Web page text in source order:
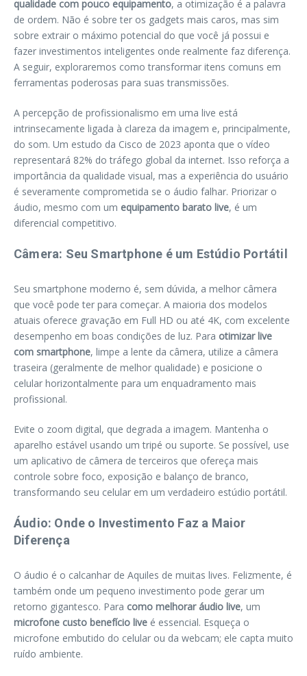
qualidade com pouco equipamento, a otimização é a palavra
de ordem. Não é sobre ter os gadgets mais caros, mas sim
sobre extrair o máximo potencial do que você já possui e
fazer investimentos inteligentes onde realmente faz diferença.
A seguir, exploraremos como transformar itens comuns em
ferramentas poderosas para suas transmissões.
A percepção de profissionalismo em uma live está
intrinsecamente ligada à clareza da imagem e, principalmente,
do som. Um estudo da Cisco de 2023 aponta que o vídeo
representará 82% do tráfego global da internet. Isso reforça a
importância da qualidade visual, mas a experiência do usuário
é severamente comprometida se o áudio falhar. Priorizar o
áudio, mesmo com um equipamento barato live, é um
diferencial competitivo.
Câmera: Seu Smartphone é um Estúdio Portátil
Seu smartphone moderno é, sem dúvida, a melhor câmera
que você pode ter para começar. A maioria dos modelos
atuais oferece gravação em Full HD ou até 4K, com excelente
desempenho em boas condições de luz. Para otimizar live
com smartphone, limpe a lente da câmera, utilize a câmera
traseira (geralmente de melhor qualidade) e posicione o
celular horizontalmente para um enquadramento mais
profissional.
Evite o zoom digital, que degrada a imagem. Mantenha o
aparelho estável usando um tripé ou suporte. Se possível, use
um aplicativo de câmera de terceiros que ofereça mais
controle sobre foco, exposição e balanço de branco,
transformando seu celular em um verdadeiro estúdio portátil.
Áudio: Onde o Investimento Faz a Maior
Diferença
O áudio é o calcanhar de Aquiles de muitas lives. Felizmente, é
também onde um pequeno investimento pode gerar um
retorno gigantesco. Para como melhorar áudio live, um
microfone custo benefício live é essencial. Esqueça o
microfone embutido do celular ou da webcam; ele capta muito
ruído ambiente.